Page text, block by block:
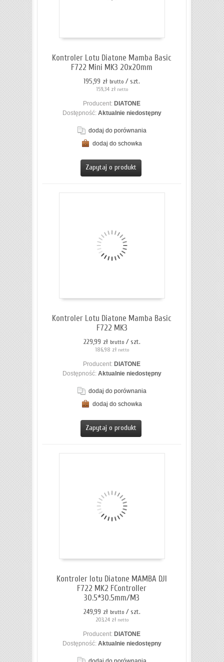
Kontroler Lotu Diatone Mamba Basic
F722 Mini MK3 20x20mm
195,99 zł brutto / szt.
159,34 zł netto
Producent: DIATONE
Dostępność: Aktualnie niedostępny
dodaj do porównania
dodaj do schowka
Zapytaj o produkt
Kontroler Lotu Diatone Mamba Basic
F722 MK3
229,99 zł brutto / szt.
186,98 zł netto
Producent: DIATONE
Dostępność: Aktualnie niedostępny
dodaj do porównania
dodaj do schowka
Zapytaj o produkt
Kontroler lotu Diatone MAMBA DJI
F722 MK2 FController
30.5*30.5mm/M3
249,99 zł brutto / szt.
203,24 zł netto
Producent: DIATONE
Dostępność: Aktualnie niedostępny